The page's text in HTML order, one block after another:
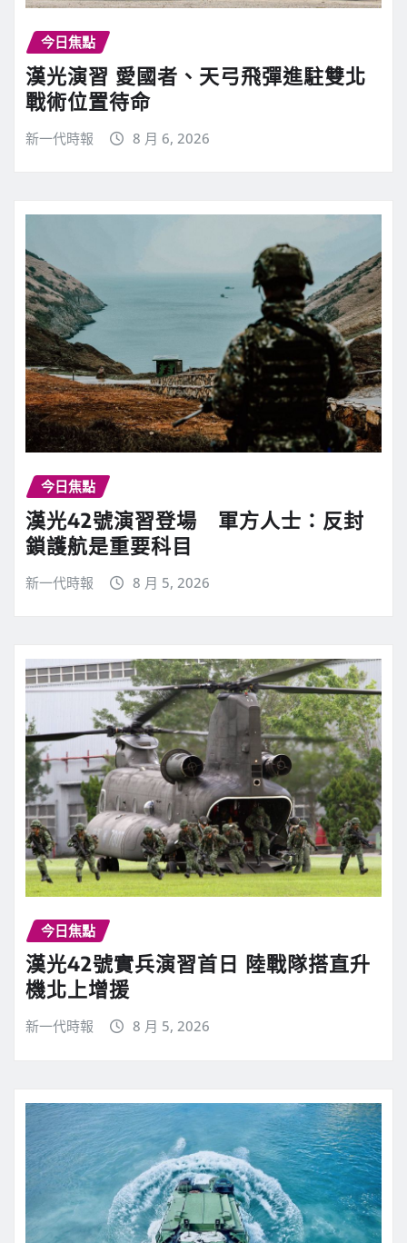
今日焦點
漢光演習 愛國者、天弓飛彈進駐雙北
戰術位置待命
新一代時報 8 月 6, 2026
今日焦點
漢光42號演習登場 軍方人士：反封
鎖護航是重要科目
新一代時報 8 月 5, 2026
今日焦點
漢光42號實兵演習首日 陸戰隊搭直升
機北上增援
新一代時報 8 月 5, 2026